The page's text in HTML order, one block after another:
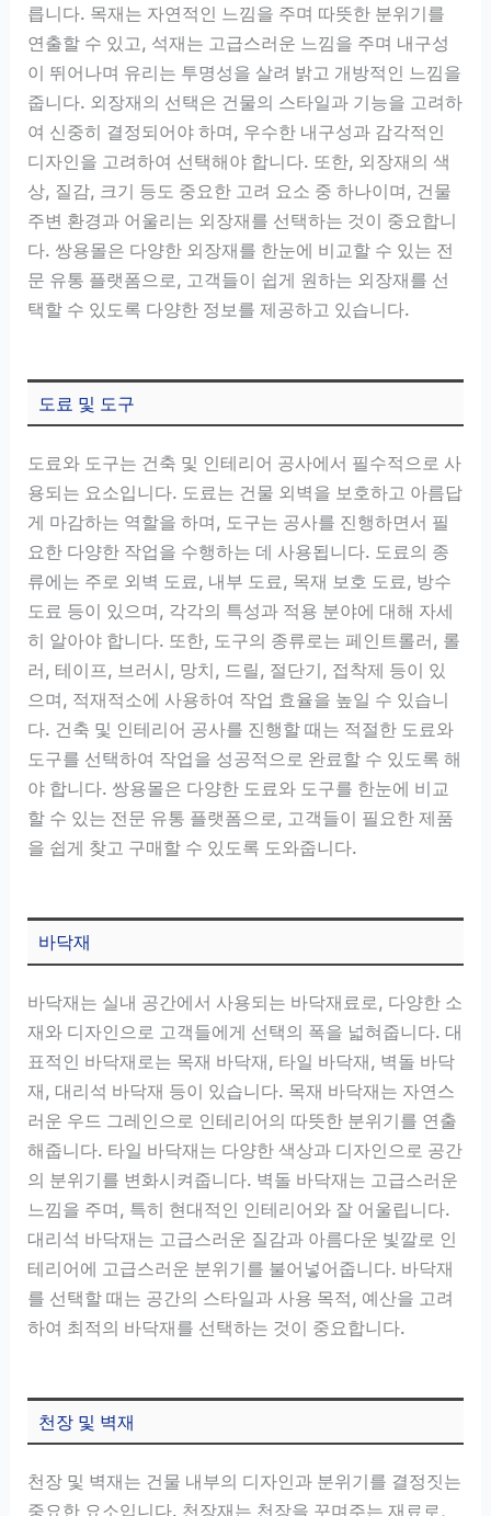
릅니다. 목재는 자연적인 느낌을 주며 따뜻한 분위기를
연출할 수 있고, 석재는 고급스러운 느낌을 주며 내구성
이 뛰어나며 유리는 투명성을 살려 밝고 개방적인 느낌을
줍니다. 외장재의 선택은 건물의 스타일과 기능을 고려하
여 신중히 결정되어야 하며, 우수한 내구성과 감각적인
디자인을 고려하여 선택해야 합니다. 또한, 외장재의 색
상, 질감, 크기 등도 중요한 고려 요소 중 하나이며, 건물
주변 환경과 어울리는 외장재를 선택하는 것이 중요합니
다. 쌍용몰은 다양한 외장재를 한눈에 비교할 수 있는 전
문 유통 플랫폼으로, 고객들이 쉽게 원하는 외장재를 선
택할 수 있도록 다양한 정보를 제공하고 있습니다.
도료 및 도구
도료와 도구는 건축 및 인테리어 공사에서 필수적으로 사
용되는 요소입니다. 도료는 건물 외벽을 보호하고 아름답
게 마감하는 역할을 하며, 도구는 공사를 진행하면서 필
요한 다양한 작업을 수행하는 데 사용됩니다. 도료의 종
류에는 주로 외벽 도료, 내부 도료, 목재 보호 도료, 방수
도료 등이 있으며, 각각의 특성과 적용 분야에 대해 자세
히 알아야 합니다. 또한, 도구의 종류로는 페인트롤러, 롤
러, 테이프, 브러시, 망치, 드릴, 절단기, 접착제 등이 있
으며, 적재적소에 사용하여 작업 효율을 높일 수 있습니
다. 건축 및 인테리어 공사를 진행할 때는 적절한 도료와
도구를 선택하여 작업을 성공적으로 완료할 수 있도록 해
야 합니다. 쌍용몰은 다양한 도료와 도구를 한눈에 비교
할 수 있는 전문 유통 플랫폼으로, 고객들이 필요한 제품
을 쉽게 찾고 구매할 수 있도록 도와줍니다.
바닥재
바닥재는 실내 공간에서 사용되는 바닥재료로, 다양한 소
재와 디자인으로 고객들에게 선택의 폭을 넓혀줍니다. 대
표적인 바닥재로는 목재 바닥재, 타일 바닥재, 벽돌 바닥
재, 대리석 바닥재 등이 있습니다. 목재 바닥재는 자연스
러운 우드 그레인으로 인테리어의 따뜻한 분위기를 연출
해줍니다. 타일 바닥재는 다양한 색상과 디자인으로 공간
의 분위기를 변화시켜줍니다. 벽돌 바닥재는 고급스러운
느낌을 주며, 특히 현대적인 인테리어와 잘 어울립니다.
대리석 바닥재는 고급스러운 질감과 아름다운 빛깔로 인
테리어에 고급스러운 분위기를 불어넣어줍니다. 바닥재
를 선택할 때는 공간의 스타일과 사용 목적, 예산을 고려
하여 최적의 바닥재를 선택하는 것이 중요합니다.
천장 및 벽재
천장 및 벽재는 건물 내부의 디자인과 분위기를 결정짓는
중요한 요소입니다. 천장재는 천장을 꾸며주는 재료로,